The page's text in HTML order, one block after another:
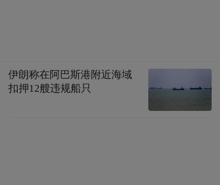
伊朗称在阿巴斯港附近海域
扣押12艘违规船只